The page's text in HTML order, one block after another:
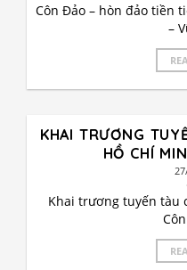
Côn Đảo – hòn đảo tiền
–
KHAI TRƯƠNG
HỒ CHÍ
Khai trương tuyến tàu